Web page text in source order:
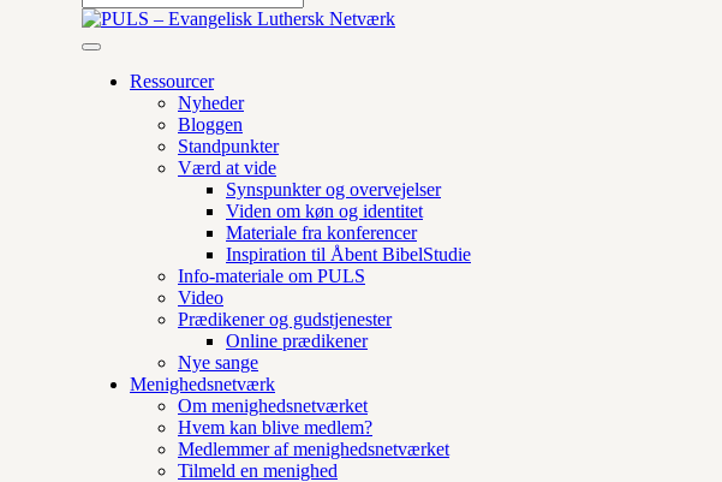
Ressourcer
Nyheder
Bloggen
Standpunkter
Værd at vide
Synspunkter og overvejelser
Viden om køn og identitet
Materiale fra konferencer
Inspiration til Åbent BibelStudie
Info-materiale om PULS
Video
Prædikener og gudstjenester
Online prædikener
Nye sange
Menighedsnetværk
Om menighedsnetværket
Hvem kan blive medlem?
Medlemmer af menighedsnetværket
Tilmeld en menighed